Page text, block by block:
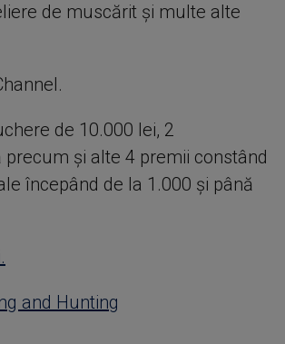
de muscărit și multe alte
de 10.000 lei, 2
și alte 4 premii constând
începând de la 1.000 și până
and Hunting